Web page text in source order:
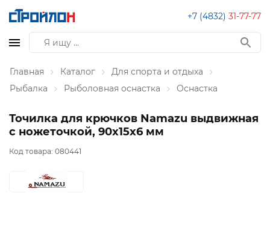
+7 (4832) 31-77-77
Главная Каталог
Для спорта и отдыха
Рыбалка
Рыболовная оснастка Оснастка
Точилка для крючков Namazu выдвижная
с ножеточкой, 90х15х6 мм
Код товара: 080441